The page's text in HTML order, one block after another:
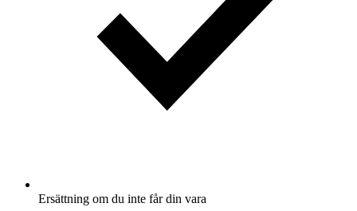
Ersättning om du inte får din vara